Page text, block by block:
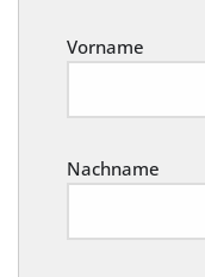
Vorname
Nachname